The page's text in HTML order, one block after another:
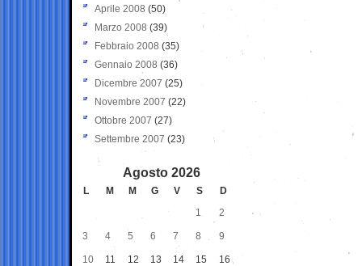
Aprile 2008 (50)
Marzo 2008 (39)
Febbraio 2008 (35)
Gennaio 2008 (36)
Dicembre 2007 (25)
Novembre 2007 (22)
Ottobre 2007 (27)
Settembre 2007 (23)
Agosto 2026
L M M G V S
D
1
2
3 4 5 6 7 8 9
10 11 12 13 14 15 16